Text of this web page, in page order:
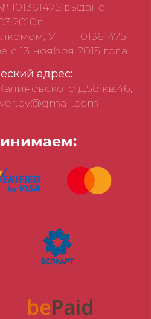
101361475 выдано
УНП 101361475
с 13 ноября 2015 года.
адрес:
д.58 кв.46,